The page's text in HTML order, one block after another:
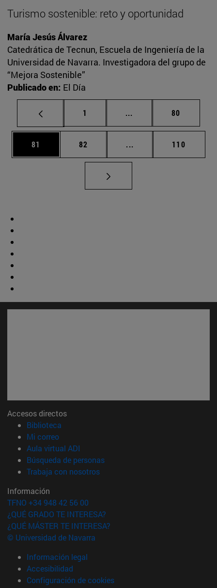
Turismo sostenible: reto y oportunidad
María Jesús Álvarez
Catedrática de Tecnun, Escuela de Ingeniería de la
Universidad de Navarra. Investigadora del grupo de
“Mejora Sostenible”
Publicado en: El Día
Página
1 ... Páginas intermedias
Página
80
Página
81 Página
82 ... Páginas intermedias
Página
110
Accesos directos
Biblioteca
Mi correo(abre en nueva ventana)
Aula virtual ADI
Búsqueda de personas(abre en nueva ventana)
Trabaja con nosotros(abre en nueva ventana)
Información
TFNO +34 948 42 56 00
¿QUÉ GRADO TE INTERESA?
¿QUÉ MÁSTER TE INTERESA?
© Universidad de Navarra
Información legal
Accesibilidad
Configuración de cookies